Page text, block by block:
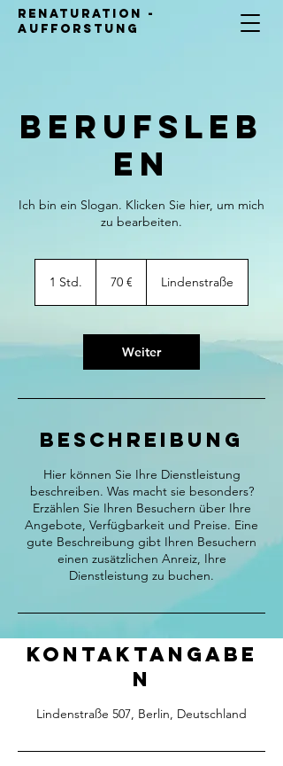
Renaturation -
Aufforstung
Berufsleb
en
Ich bin ein Slogan. Klicken Sie hier, um mich
zu bearbeiten.
1 Std.
d
70 € Lindenstraße
Weiter
Beschreibung
Hier können Sie Ihre Dienstleistung
beschreiben. Was macht sie besonders?
Erzählen Sie Ihren Besuchern über Ihre
Angebote, Verfügbarkeit und Preise. Eine
gute Beschreibung gibt Ihren Besuchern
einen zusätzlichen Anreiz, Ihre
Dienstleistung zu buchen.
Kontaktangabe
n
Lindenstraße 507, Berlin, Deutschland